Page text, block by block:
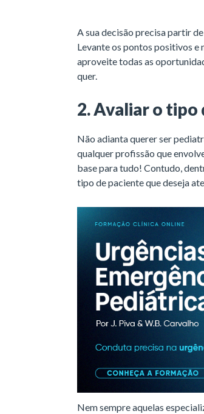
A sua decisão precisa partir
Levante os pontos positivos e
aproveite todas as
quer.
2. Avaliar o tipo
Não adianta querer ser
qualquer profissão que
base para tudo! Contudo,
tipo de paciente que deseja
Nem sempre aquelas